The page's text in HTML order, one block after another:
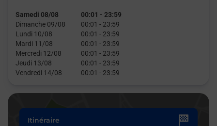
Samedi 08/08 00:01 - 23:59
Dimanche 09/08
00:01 - 23:59
Lundi 10/08
00:01 - 23:59
Mardi 11/08
00:01 - 23:59
Mercredi 12/08
00:01 - 23:59
Jeudi 13/08
00:01 - 23:59
Vendredi 14/08
00:01 - 23:59
Itinéraire